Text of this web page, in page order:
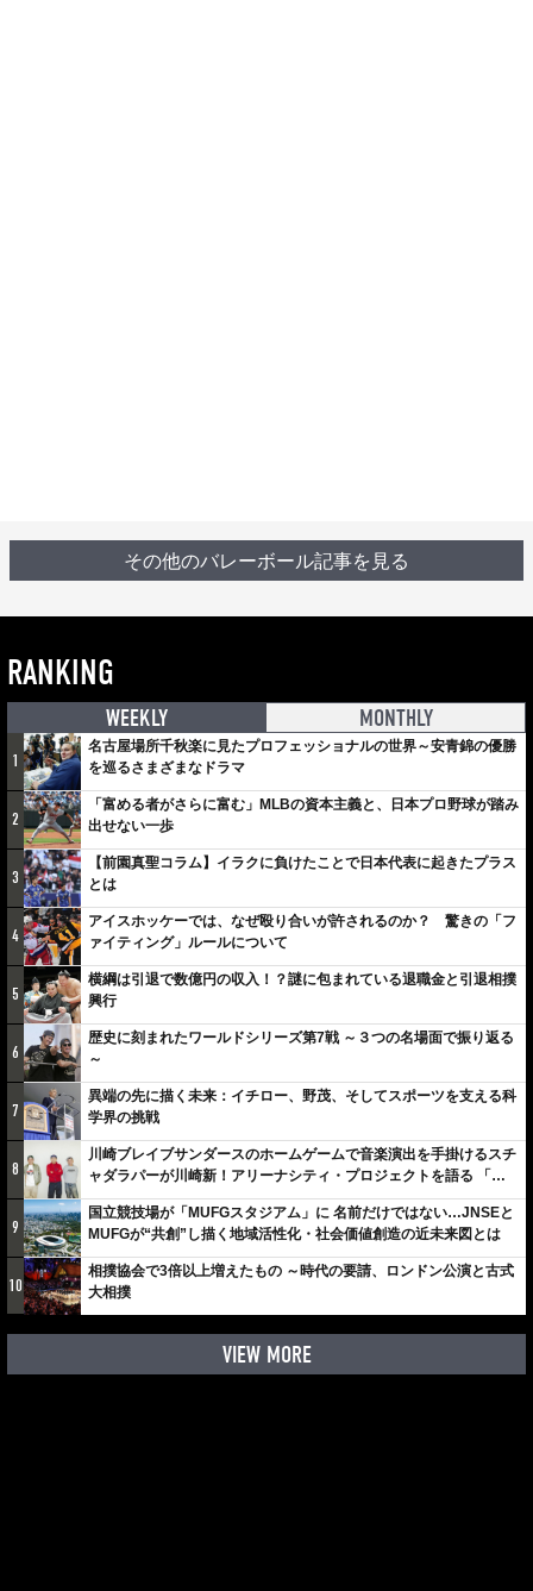
その他のバレーボール記事を見る
RANKING
WEEKLY MONTHLY
1
名古屋場所千秋楽に見たプロフェッショナルの世界～安青錦の優勝
を巡るさまざまなドラマ
2
「富める者がさらに富む」MLBの資本主義と、日本プロ野球が踏み
出せない一歩
3
【前園真聖コラム】イラクに負けたことで日本代表に起きたプラス
とは
4
アイスホッケーでは、なぜ殴り合いが許されるのか？ 驚きの「フ
ァイティング」ルールについて
5
横綱は引退で数億円の収入！？謎に包まれている退職金と引退相撲
興行
6
歴史に刻まれたワールドシリーズ第7戦 ～３つの名場面で振り返る
～
7
異端の先に描く未来：イチロー、野茂、そしてスポーツを支える科
学界の挑戦
8
川崎ブレイブサンダースのホームゲームで音楽演出を手掛けるスチ
ャダラパーが川崎新！アリーナシティ・プロジェクトを語る 「楽
しみでしかないでしょ。川崎は、ずっと成長曲線だから」
9
国立競技場が「MUFGスタジアム」に 名前だけではない…JNSEと
MUFGが“共創”し描く地域活性化・社会価値創造の近未来図とは
10
相撲協会で3倍以上増えたもの ～時代の要請、ロンドン公演と古式
大相撲
VIEW MORE